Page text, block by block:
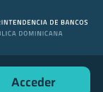
Acceder